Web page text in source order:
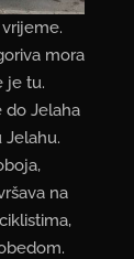
mora
je tu.
do Jelaha
Jelahu.
na